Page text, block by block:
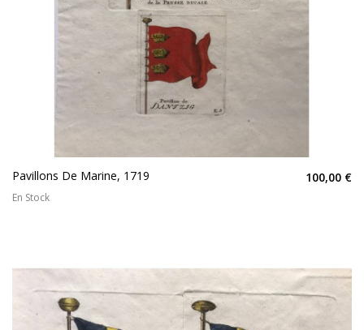
Pavillons De Marine, 1719 100,00 €
En Stock